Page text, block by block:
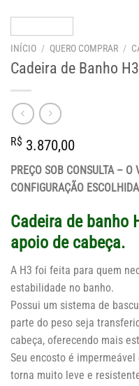
INÍCIO / QUERO COMPRAR /
Cadeira de Banho
R$ 3.870,00
PREÇO SOB CONSULTA – O
CONFIGURAÇÃO
Cadeira de banho
apoio de cabeça.
A H3 foi feita para quem
estabilidade no banho.
Possui um sistema de
parte do peso seja
cabeça, oferecendo mais
Seu encosto é
torna muito leve e